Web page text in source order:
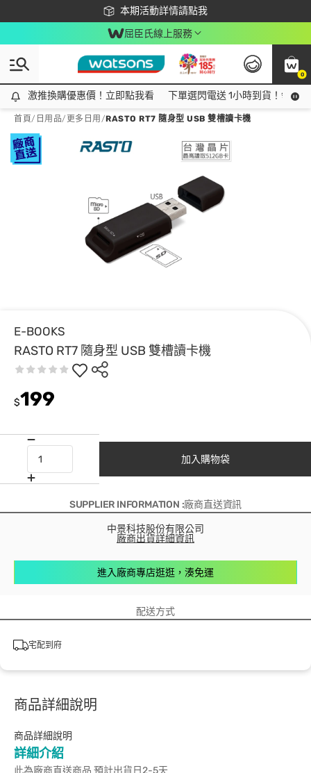
本期活動詳情請點我
下載app最高回饋$350
屈臣氏線上服務
0
激推換購優惠價！立即點我看
激推換購優惠價！立即點我看 下單選閃電送 1小時到貨！領神
首頁/ 日用品/ 更多日用 /RASTO RT7 隨身型 USB 雙槽讀卡機
E-BOOKS
RASTO RT7 隨身型 USB 雙槽讀卡機
$199
加入購物袋
SUPPLIER INFORMATION :廠商直送資訊
中景科技股份有限公司
廠商出貨詳細資訊
進入廠商專店逛逛，湊免運
配送方式
宅配到府
商品詳細說明
商品詳細說明
詳細介紹
此為廠商直送商品 預計出貨日2-5天